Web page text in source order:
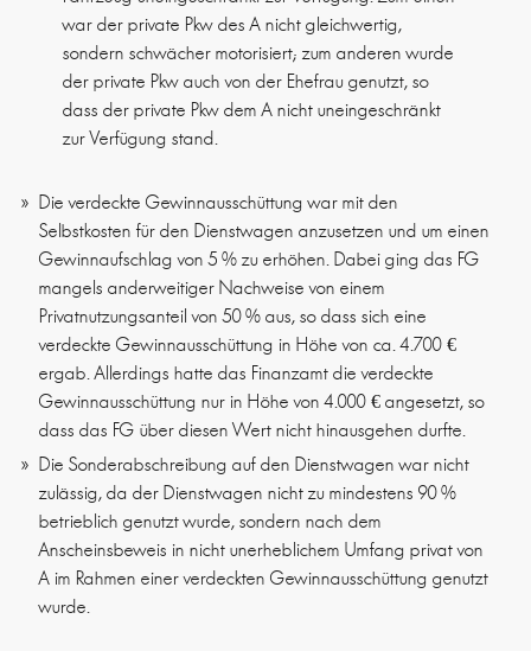
war der private Pkw des A nicht gleichwertig,
sondern schwächer motorisiert; zum anderen wurde
der private Pkw auch von der Ehefrau genutzt, so
dass der private Pkw dem A nicht uneingeschränkt
zur Verfügung stand.
Die verdeckte Gewinnausschüttung war mit den
Selbstkosten für den Dienstwagen anzusetzen und um einen
Gewinnaufschlag von 5 % zu erhöhen. Dabei ging das FG
mangels anderweitiger Nachweise von einem
Privatnutzungsanteil von 50 % aus, so dass sich eine
verdeckte Gewinnausschüttung in Höhe von ca. 4.700 €
ergab. Allerdings hatte das Finanzamt die verdeckte
Gewinnausschüttung nur in Höhe von 4.000 € angesetzt, so
dass das FG über diesen Wert nicht hinausgehen durfte.
Die Sonderabschreibung auf den Dienstwagen war nicht
zulässig, da der Dienstwagen nicht zu mindestens 90 %
betrieblich genutzt wurde, sondern nach dem
Anscheinsbeweis in nicht unerheblichem Umfang privat von
A im Rahmen einer verdeckten Gewinnausschüttung genutzt
wurde.